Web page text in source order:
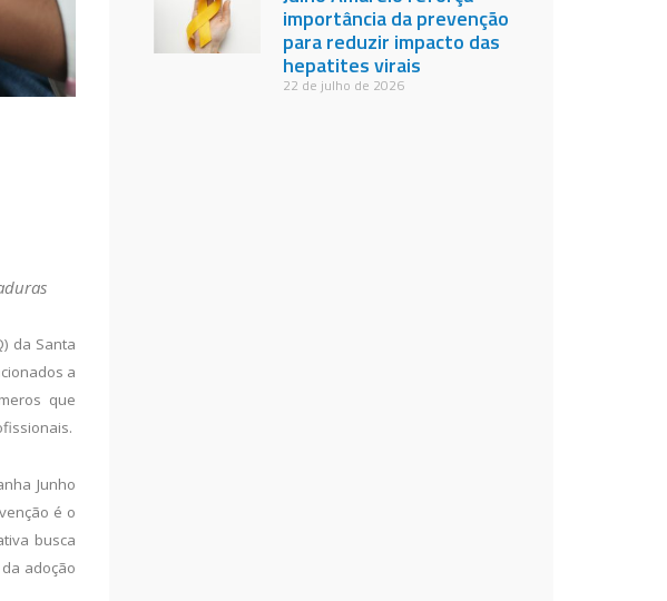
da Santa
a
que
Junho
é o
busca
adoção
importância da prevenção
para reduzir impacto das
hepatites virais
22 de julho de 2026